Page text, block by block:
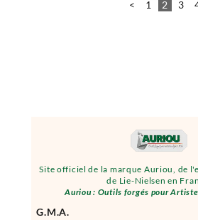
Site officiel de la marque Auriou, de
de Lie-Nielsen en
Auriou : Outils forgés pour
G.M.A.
< 1 2 3